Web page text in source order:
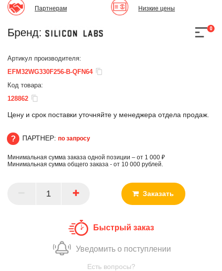
Партнерам Низкие цены
Бренд: 0
Артикул производителя:
EFM32WG330F256-B-QFN64
Код товара:
128862
Цену и срок поставки уточняйте у менеджера отдела продаж.
ПАРТНЕР
ПАРТНЕР: по запросу
Минимальная сумма заказа одной позиции – от 1 000 ₽
Минимальная сумма общего заказа - от 10 000 рублей.
Заказать
Быстрый заказ
Уведомить о поступлении
Есть вопросы?